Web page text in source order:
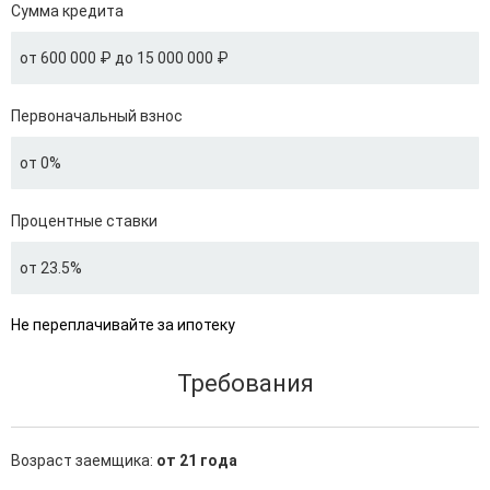
Сумма кредита
от 600 000 ₽ до 15 000 000 ₽
Первоначальный взнос
от 0%
Процентные ставки
от 23.5%
Не переплачивайте за ипотеку
Требования
Возраст заемщика: от 21 года